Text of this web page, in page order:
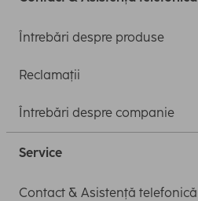
Întrebări despre produse
Reclamații
Întrebări despre companie
Service
Contact & Asistență telefonică